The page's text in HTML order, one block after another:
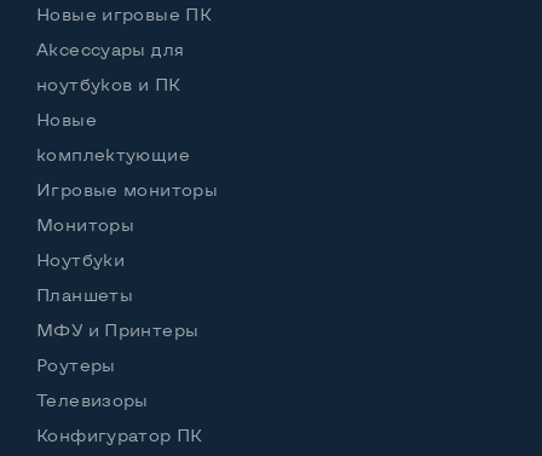
Новые игровые ПК
Аксессуары для
ноутбуков и ПК
Новые
комплектующие
Игровые мониторы
Мониторы
Ноутбуки
Планшеты
МФУ и Принтеры
Роутеры
Телевизоры
Конфигуратор ПК